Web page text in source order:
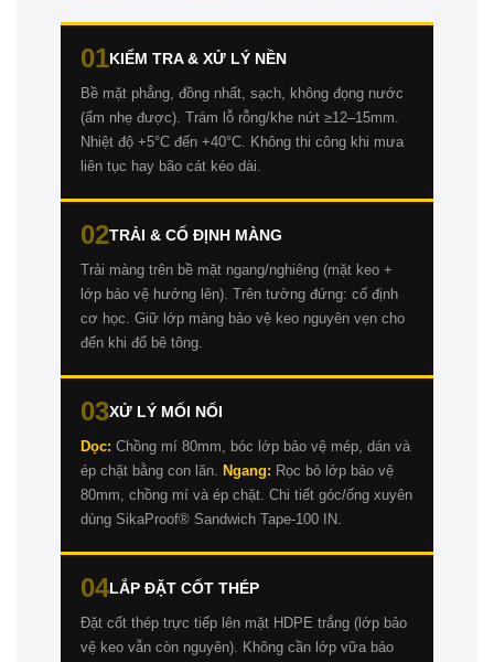
01KIỂM TRA & XỬ LÝ NỀN
Bề mặt phẳng, đồng nhất, sạch, không đọng nước
(ẩm nhẹ được). Trám lỗ rỗng/khe nứt ≥12–15mm.
Nhiệt độ +5°C đến +40°C. Không thi công khi mưa
liên tục hay bão cát kéo dài.
02TRẢI & CỐ ĐỊNH MÀNG
Trải màng trên bề mặt ngang/nghiêng (mặt keo +
lớp bảo vệ hướng lên). Trên tường đứng: cố định
cơ học. Giữ lớp màng bảo vệ keo nguyên vẹn cho
đến khi đổ bê tông.
03XỬ LÝ MỐI NỐI
Dọc: Chồng mí 80mm, bóc lớp bảo vệ mép, dán và
ép chặt bằng con lăn. Ngang: Rọc bỏ lớp bảo vệ
80mm, chồng mí và ép chặt. Chi tiết góc/ống xuyên
dùng SikaProof® Sandwich Tape-100 IN.
04LẮP ĐẶT CỐT THÉP
Đặt cốt thép trực tiếp lên mặt HDPE trắng (lớp bảo
vệ keo vẫn còn nguyên). Không cần lớp vữa bảo